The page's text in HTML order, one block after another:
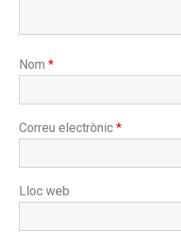
Nom *
Correu electrònic *
Lloc web